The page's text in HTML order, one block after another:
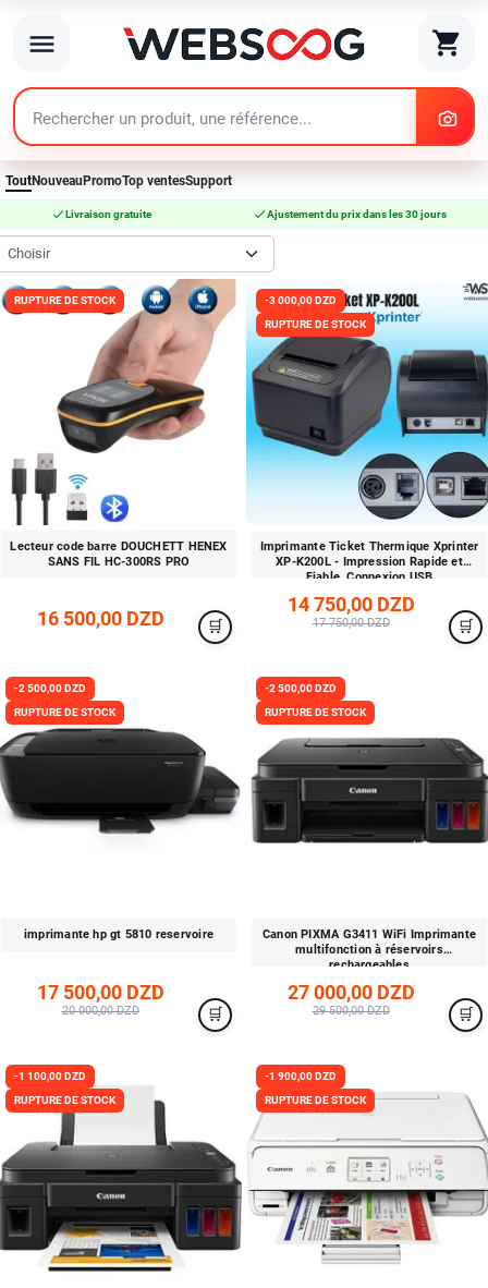
menu shopping_cart
search
ToutNouveau PromoTop ventesSupport
checkLivraison gratuite checkAjustement du prix dans les 30 jours
Choisir
RUPTURE DE STOCK
Lecteur code barre DOUCHETT HENEX
SANS FIL HC-300RS PRO
16 500,00 DZD
-3 000,00 DZD
RUPTURE DE STOCK
Imprimante Ticket Thermique Xprinter
XP-K200L - Impression Rapide et
Fiable, Connexion USB
14 750,00 DZD
17 750,00 DZD
-2 500,00 DZD
RUPTURE DE STOCK
imprimante hp gt 5810 reservoire
17 500,00 DZD
20 000,00 DZD
-2 500,00 DZD
RUPTURE DE STOCK
Canon PIXMA G3411 WiFi Imprimante
multifonction à réservoirs
rechargeables
27 000,00 DZD
29 500,00 DZD
-1 100,00 DZD
RUPTURE DE STOCK
-1 900,00 DZD
RUPTURE DE STOCK